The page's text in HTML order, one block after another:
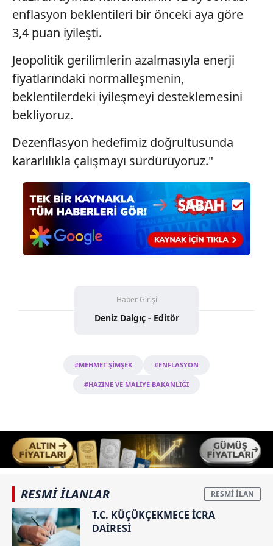
ilgili mevzuata uygun olarak kullanılan çerezlerle ilgili bilgi
almak için lütfentıklayınız
enflasyon beklentileri bir önceki aya göre
3,4 puan iyileşti.
Jeopolitik gerilimlerin azalmasıyla enerji
fiyatlarındaki normalleşmenin,
beklentilerdeki iyileşmeyi desteklemesini
bekliyoruz.
Dezenflasyon hedefimiz doğrultusunda
kararlılıkla çalışmayı sürdürüyoruz."
Haber Girişi
Deniz Dalgıç - Editör
#MEHMET ŞİMŞEK #ENFLASYON
#HAZİNE VE MALİYE BAKANLIĞI
RESMİ İLANLAR
T.C. KÜÇÜKÇEKMECE İCRA
DAİRESİ